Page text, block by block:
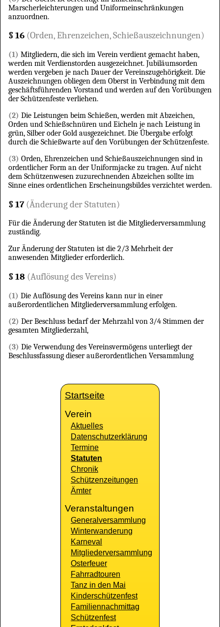
Marscherleichterungen und Uniformeinschränkungen
anzuordnen.
§ 16 (Orden, Ehrenzeichen, Schießauszeichnungen)
(1) Mitgliedern, die sich im Verein verdient gemacht haben,
werden mit Verdienstorden ausgezeichnet. Jubiläumsorden
werden vergeben je nach Dauer der Vereinszugehörigkeit. Die
Auszeichnungen obliegen dem Oberst in Verbindung mit dem
geschäftsführenden Vorstand und werden auf den Vorübungen
der Schützenfeste verliehen.
(2) Die Leistungen beim Schießen, werden mit Abzeichen,
Orden und Schießschnüren und Eicheln je nach Leistung in
grün, Silber oder Gold ausgezeichnet. Die Übergabe erfolgt
durch die Schießwarte auf den Vorübungen der Schützenfeste.
(3) Orden, Ehrenzeichen und Schießauszeichnungen sind in
ordentlicher Form an der Uniformjacke zu tragen. Auf nicht
dem Schützenwesen zuzurechnenden Abzeichen sollte im
Sinne eines ordentlichen Erscheinungsbildes verzichtet werden.
§ 17 (Änderung der Statuten)
Für die Änderung der Statuten ist die Mitgliederversammlung
zuständig.
Zur Änderung der Statuten ist die 2/3 Mehrheit der
anwesenden Mitglieder erforderlich.
§ 18 (Auflösung des Vereins)
(1) Die Auflösung des Vereins kann nur in einer
außerordentlichen Mitgliederversammlung erfolgen.
(2) Der Beschluss bedarf der Mehrzahl von 3/4 Stimmen der
gesamten Mitgliederzahl,
(3) Die Verwendung des Vereinsvermögens unterliegt der
Beschlussfassung dieser außerordentlichen Versammlung
Startseite
Verein
Aktuelles
Datenschutzerklärung
Termine
Statuten
Chronik
Schützenzeitungen
Ämter
Veranstaltungen
Generalversammlung
Winterwanderung
Karneval
Mitgliederversammlung
Osterfeuer
Fahrradtouren
Tanz in den Mai
Kinderschützenfest
Familiennachmittag
Schützenfest